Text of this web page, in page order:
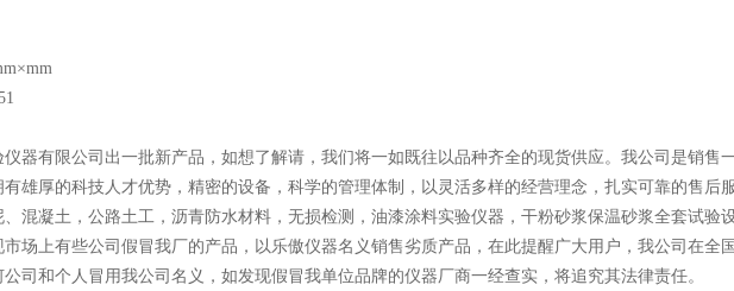
器有限公司出一批新产品，如想了解请，我们将一如既往以品种齐全的现货供应。我公司是销售
雄厚的科技人才优势，精密的设备，科学的管理体制，以灵活多样的经营理念，扎实可靠的售后
混凝土，公路土工，沥青防水材料，无损检测，油漆涂料实验仪器，干粉砂浆保温砂浆全套试验
场上有些公司假冒我厂的产品，以乐傲仪器名义销售劣质产品，在此提醒广大用户，我公司在全
司和个人冒用我公司名义，如发现假冒我单位品牌的仪器厂商一经查实，将追究其法律责任。